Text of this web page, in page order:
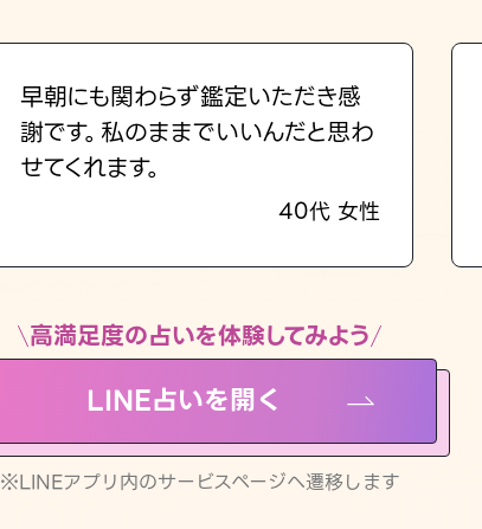
早朝にも関わらず鑑定いただき感
謝です。私のままでいいんだと思わ
せてくれます。
40代 女性
高満足度の占いを体験してみよう
LINE占いを開く
※LINEアプリ内のサービスページへ遷移します